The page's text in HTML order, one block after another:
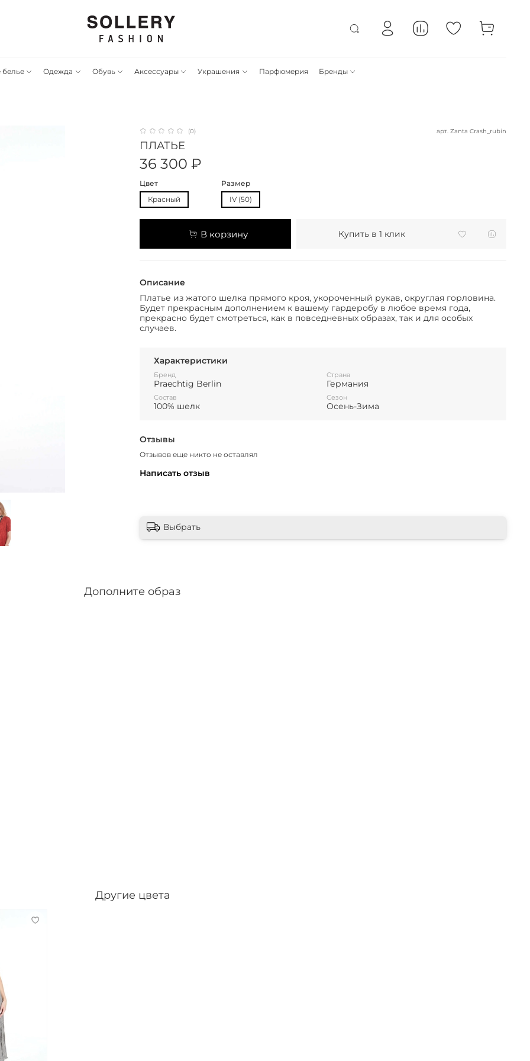
Одежда Обувь Аксессуары Украшения Парфюмерия Бренды
(0) арт. Zanta Crash_rubin
ПЛАТЬЕ
36 300 ₽
Цвет
Красный
Размер
IV (50)
В корзину Купить в 1 клик
Описание
Платье из жатого шелка прямого кроя, укороченный рукав, округлая горловина.
Будет прекрасным дополнением к вашему гардеробу в любое время года,
прекрасно будет смотреться, как в повседневных образах, так и для особых
случаев.
Характеристики
Бренд
Praechtig Berlin
Страна
Германия
Состав
100% шелк
Сезон
Осень-Зима
Отзывы
Отзывов еще никто не оставлял
Написать отзыв
Выбрать
Дополните образ
Другие цвета